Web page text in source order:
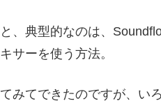
、典型的なのは、
サーを使う方法。
みてできたのですが、い